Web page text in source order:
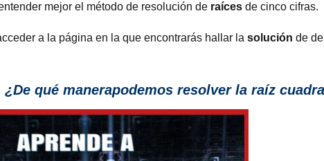
mejor el método de resolución de raíces de cinco cifras.
a la página en la que encontrarás hallar la solución de
¿De qué manerapodemos resolver la raíz